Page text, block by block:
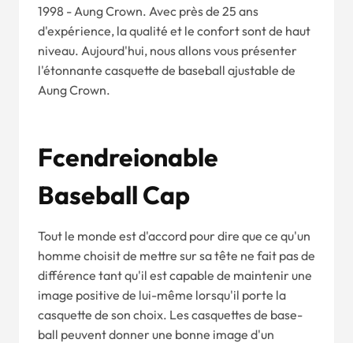
1998 - Aung Crown. Avec près de 25 ans
d'expérience, la qualité et le confort sont de haut
niveau. Aujourd'hui, nous allons vous présenter
l'étonnante casquette de baseball ajustable de
Aung Crown.
FCendreIonaBLe
BASeBaLl CAp
Tout le monde est d'accord pour dire que ce qu'un
homme choisit de mettre sur sa tête ne fait pas de
différence tant qu'il est capable de maintenir une
image positive de lui-même lorsqu'il porte la
casquette de son choix. Les casquettes de base-
ball peuvent donner une bonne image d'un